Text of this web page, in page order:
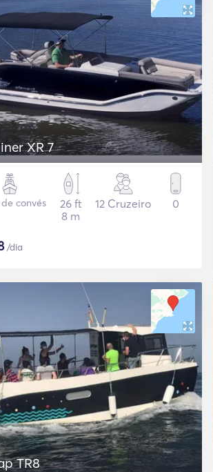
Bayliner XR 7
convés
26 ft
8 m
12 Cruzeiro 0
/dia
TR8